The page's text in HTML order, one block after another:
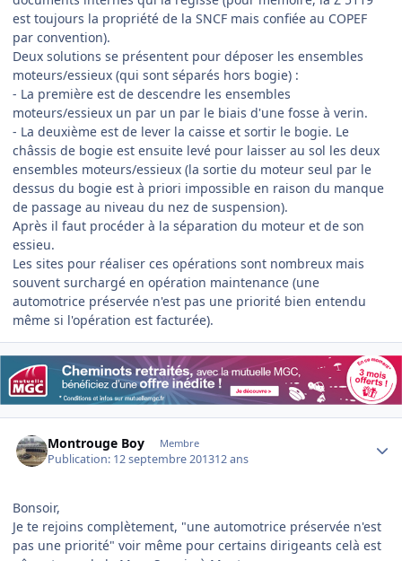
est toujours la propriété de la SNCF mais confiée au COPEF
par convention).
Deux solutions se présentent pour déposer les ensembles
moteurs/essieux (qui sont séparés hors bogie) :
- La première est de descendre les ensembles
moteurs/essieux un par un par le biais d'une fosse à verin.
- La deuxième est de lever la caisse et sortir le bogie. Le
châssis de bogie est ensuite levé pour laisser au sol les deux
ensembles moteurs/essieux (la sortie du moteur seul par le
dessus du bogie est à priori impossible en raison du manque
de passage au niveau du nez de suspension).
Après il faut procéder à la séparation du moteur et de son
essieu.
Les sites pour réaliser ces opérations sont nombreux mais
souvent surchargé en opération maintenance (une
automotrice préservée n'est pas une priorité bien entendu
même si l'opération est facturée).
Montrouge Boy Membre
Publication: 12 septembre 201312 ans
Bonsoir,
Je te rejoins complètement, "une automotrice préservée n'est
pas une priorité" voir même pour certains dirigeants celà est